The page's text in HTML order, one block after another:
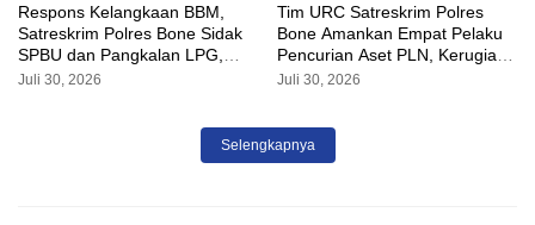
Respons Kelangkaan BBM,
Satreskrim Polres Bone Sidak
SPBU dan Pangkalan LPG,
AKP Alvin Aji Imbau Pengelola
Juli 30, 2026
Tim URC Satreskrim Polres
Bone Amankan Empat Pelaku
Pencurian Aset PLN, Kerugian
Ditaksir Capai Rp 3 Milyar
Juli 30, 2026
Selengkapnya